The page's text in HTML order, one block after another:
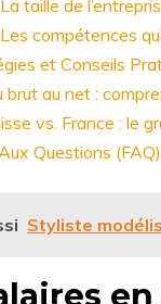
taille de
compétences
et Conseils
brut au net :
vs. France : le
Questions (FAQ)
Styliste